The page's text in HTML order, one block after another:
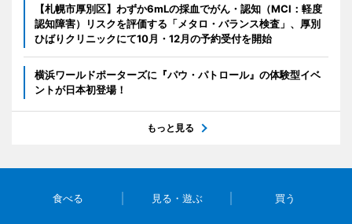
【札幌市厚別区】わずか6mLの採血でがん・認知（MCI：軽度
認知障害）リスクを評価する「メタロ・バランス検査」、厚別
ひばりクリニックにて10月・12月の予約受付を開始
横浜ワールドポーターズに『パウ・パトロール』の体験型イベ
ントが日本初登場！
もっと見る
食べる 見る・遊ぶ 買う